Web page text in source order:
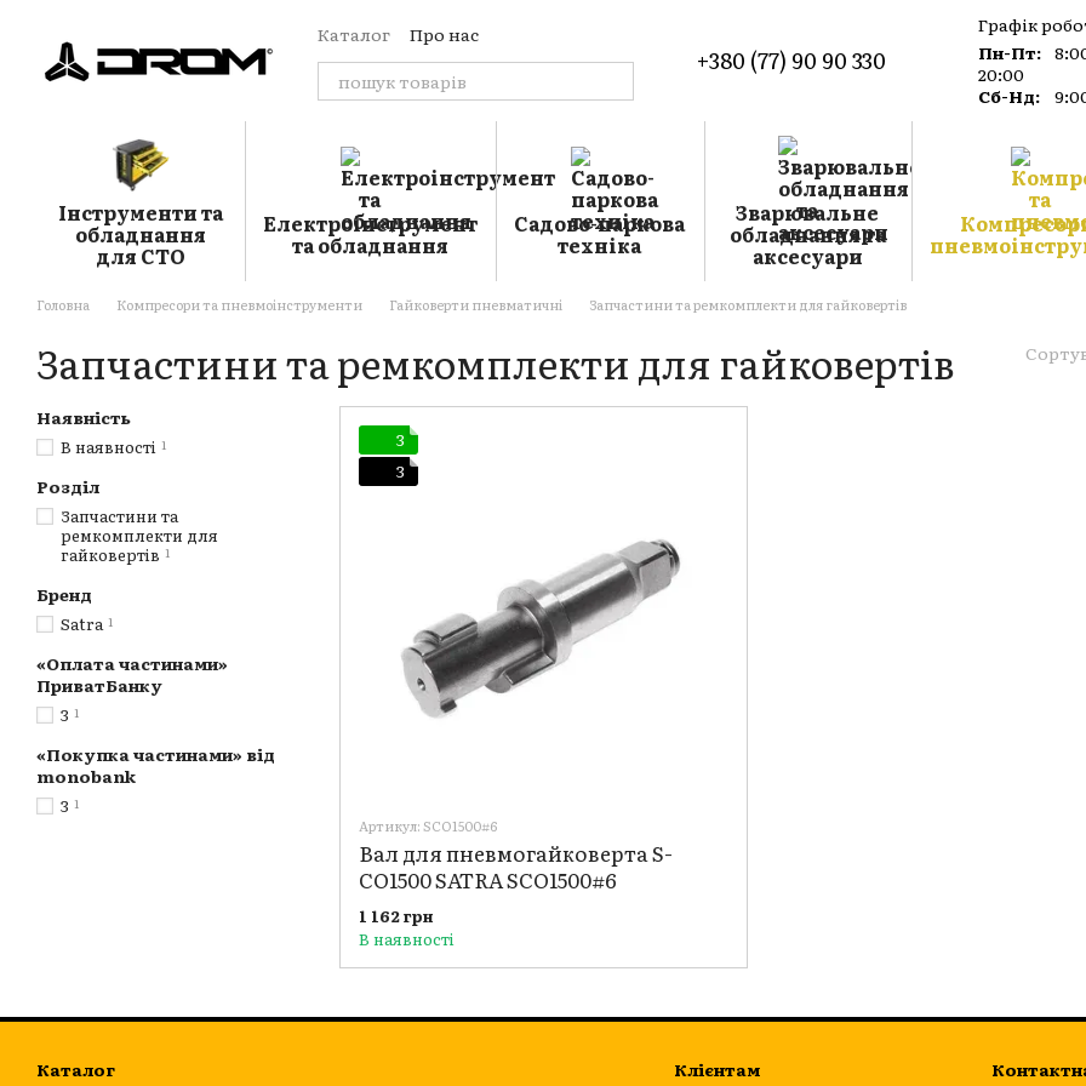
Каталог
Про нас
Оплата і доставка
Обмін та повернення
Угода користувача
+380 (77) 90 90 330
Графік
Пн-Пт:
20:00
Сб-Нд:
Інструменти та
обладнання
для СТО
Електроінструмент
та обладнання
Садово-паркова
техніка
Зварювальне
обладнання та
аксесуари
Головна Компресори та пневмоінструменти Гайковерти пневматичні Запчастини та ремкомплекти для гайковертів
Запчастини та ремкомплекти для гайковертів
3
3
Артикул: SCO1500#6
Вал для пневмогайковерта S-
CO1500 SATRA SCO1500#6
1 162 грн
В наявності
Наявність
В наявності 1
Розділ
Запчастини та
ремкомплекти для
гайковертів 1
Бренд
Satra 1
«Оплата частинами»
ПриватБанку
3 1
«Покупка частинами» від
monobank
3 1
Каталог Клієнтам